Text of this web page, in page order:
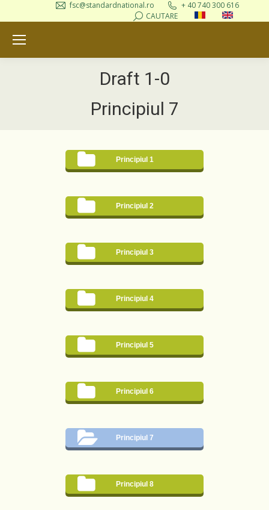
fsc@standardnational.ro
+ 40 740 300 616
Search:CAUTARE
Draft 1-0
Principiul 7
Principiul 1
Principiul 2
Principiul 3
Principiul 4
Principiul 5
Principiul 6
Principiul 7
Principiul 8